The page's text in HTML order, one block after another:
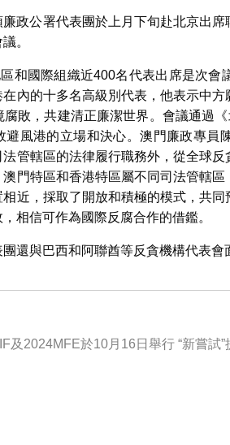
政公署代表團於上月下旬赴北京出
。
和國際組織近400名代表出席是次
內的十多名高級別代表，他表示中
敗，共建清正廉潔世界。會議通過
避風港的立場和決心。澳門廉政專員
管轄區的法律履行職務外，從全球
門特區和香港特區屬不同司法管轄
近，採取了開放和積極的模式，共
相信可作為國際反腐合作的借鑑。
還與巴西和阿聯酋等反貪機構代表會
【同賀雙慶】第29屆MIF及